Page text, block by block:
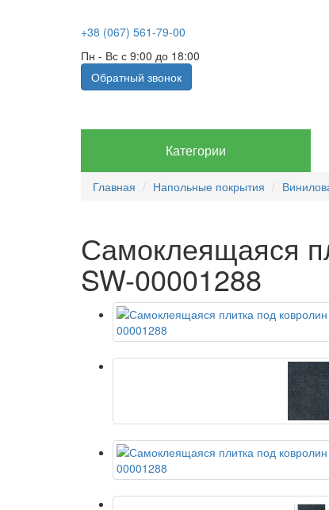
+38 (067) 561-79-00
Пн - Вс с 9:00 до 18:00
Обратный звонок
Категории
Главная Напольные покрытия
Самоклеящаяся
SW-00001288